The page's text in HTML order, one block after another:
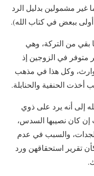
غير مشمولين بدليل الرد
أولى ببعض في كتاب الله).
بقي من التركة، وهي
متوفر في الزوجين إذ
وكل هذا في مذهب
أخذت الحنفية والحنابلة.
إلى أنه يرد على ذوي
إن كان نصيبها السدس،
والسبب في عدم
تقرير استحقاقهن ورد